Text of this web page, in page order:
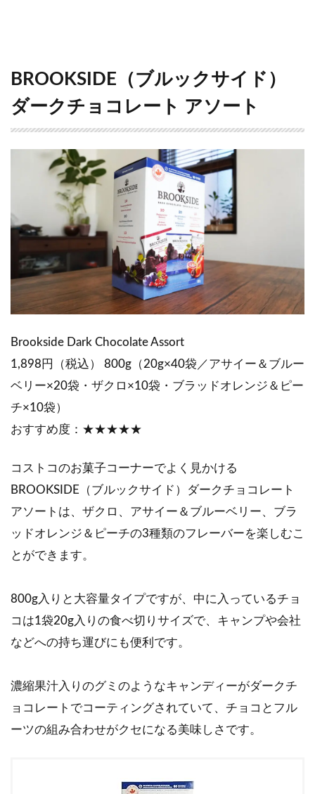
BROOKSIDE（ブルックサイド）
ダークチョコレート アソート
Brookside Dark Chocolate Assort
1,898円（税込） 800g（20g×40袋／アサイー＆ブルー
ベリー×20袋・ザクロ×10袋・ブラッドオレンジ＆ピー
チ×10袋）
おすすめ度：★★★★★
コストコのお菓子コーナーでよく見かける
BROOKSIDE（ブルックサイド）ダークチョコレート
アソートは、ザクロ、アサイー＆ブルーベリー、ブラ
ッドオレンジ＆ピーチの3種類のフレーバーを楽しむこ
とができます。
800g入りと大容量タイプですが、中に入っているチョ
コは1袋20g入りの食べ切りサイズで、キャンプや会社
などへの持ち運びにも便利です。
濃縮果汁入りのグミのようなキャンディーがダークチ
ョコレートでコーティングされていて、チョコとフル
ーツの組み合わせがクセになる美味しさです。